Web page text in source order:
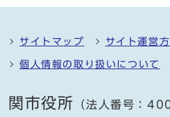
サイトマップ サイト運営
個人情報の取り扱いについて
関市役所 （法人番号：